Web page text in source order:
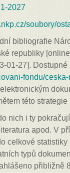
2027
soubory/
bibliografie
republiky
01-27]. Dostupné
fondu/
této strategie
nich i ty
apod. V
celkové
typů
přibližně